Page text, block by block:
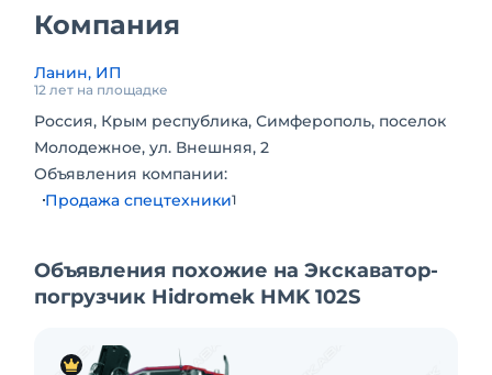
Компания
Ланин, ИП
12 лет на площадке
Россия, Крым республика, Симферополь, поселок
Молодежное, ул. Внешняя, 2
Объявления компании:
Продажа спецтехники1
Объявления похожие на Экскаватор-
погрузчик Hidromek HMK 102S